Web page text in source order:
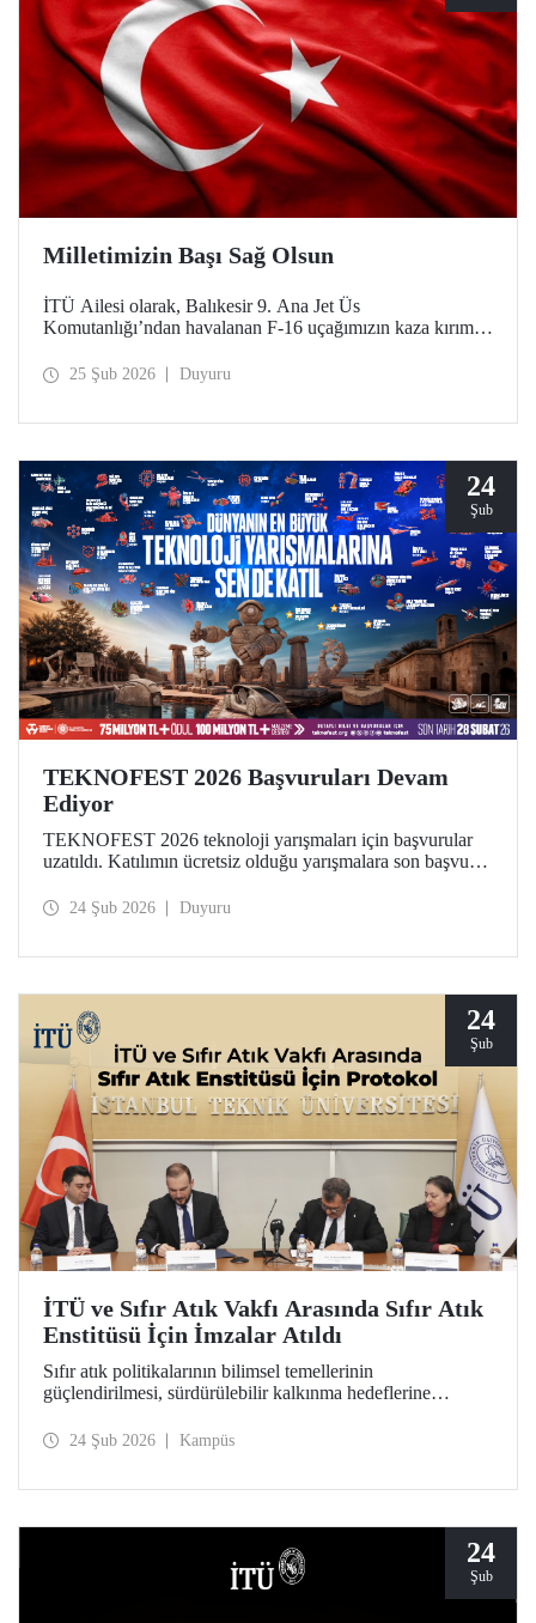
Milletimizin Başı Sağ Olsun
İTÜ Ailesi olarak, Balıkesir 9. Ana Jet Üs
Komutanlığı’ndan havalanan F-16 uçağımızın kaza kırıma
Bnb. İbrahim Bolat’a Allah'tan rahmet, ailesine ve
25 Şub 2026 Duyuru
24
Şub
TEKNOFEST 2026 Başvuruları Devam
Ediyor
TEKNOFEST 2026 teknoloji yarışmaları için başvurular
uzatıldı. Katılımın ücretsiz olduğu yarışmalara son başvuru
teknoloji festivali TEKNOFEST kapsamında düzenlenen
24 Şub 2026 Duyuru
24
Şub
İTÜ ve Sıfır Atık Vakfı Arasında Sıfır Atık
Enstitüsü İçin İmzalar Atıldı
Sıfır atık politikalarının bilimsel temellerinin
güçlendirilmesi, sürdürülebilir kalkınma hedeflerine
amacıyla kapılarını açmaya hazırlanan Sıfır Atık Enstitüsü
24 Şub 2026 Kampüs
24
Şub